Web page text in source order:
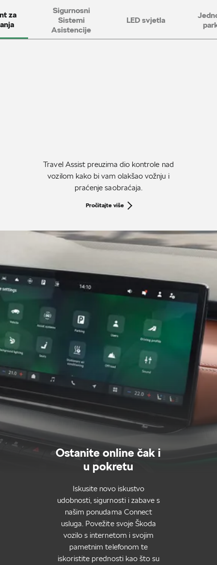
za
Sigurnosni
Sistemi
Asistencije
LED svjetla
Travel Assist preuzima dio kontrole nad
vozilom kako bi vam olakšao vožnju i
praćenje saobraćaja.
Pročitajte više
Ostanite online čak i
u pokretu
Iskusite novo iskustvo
udobnosti, sigurnosti i zabave s
našim ponudama Connect
usluga. Povežite svoje Škoda
vozilo s internetom i svojim
pametnim telefonom te
iskoristite prednosti kao što su